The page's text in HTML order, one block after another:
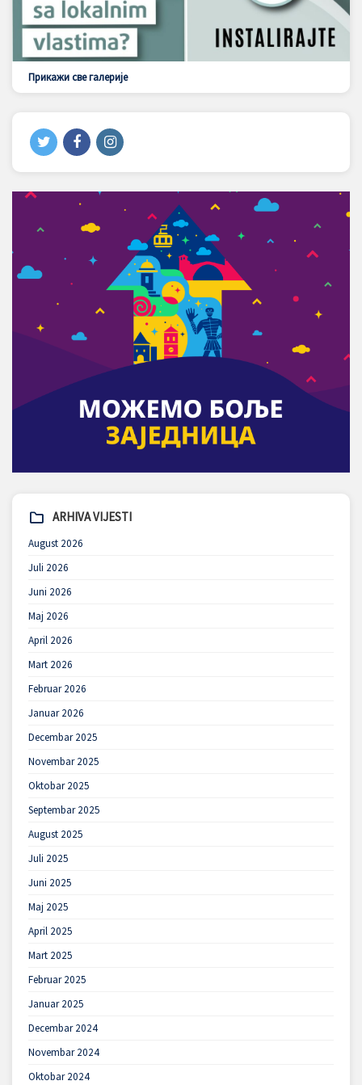
Прикажи све галерије
ARHIVA VIJESTI
August 2026
Juli 2026
Juni 2026
Maj 2026
April 2026
Mart 2026
Februar 2026
Januar 2026
Decembar 2025
Novembar 2025
Oktobar 2025
Septembar 2025
August 2025
Juli 2025
Juni 2025
Maj 2025
April 2025
Mart 2025
Februar 2025
Januar 2025
Decembar 2024
Novembar 2024
Oktobar 2024